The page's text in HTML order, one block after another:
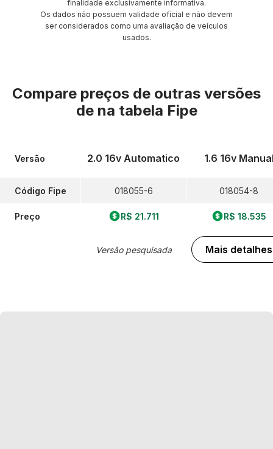
finalidade exclusivamente informativa.
Os dados não possuem validade oficial e não devem
ser considerados como uma avaliação de veículos
usados.
Compare preços de outras versões
de na tabela Fipe
Versão
Código Fipe
Preço
2.0 16v Automatico
018055-6
R$ 21.711
Versão pesquisada
1.6 16v
018054-8
R$ 18.535
Mais detalhes